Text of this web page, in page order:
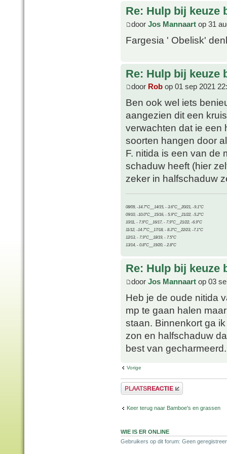
Re: Hulp bij keuze
door Jos Mannaart op 31
Fargesia ' Obelisk'
Re: Hulp bij keuze
door Rob op 01 sep 2021
Ben ook wel iets
aangezien dit een
verwachten dat ie een
soorten hangen door
F. nitida is een van de
schaduw heeft (hier
zeker in halfschaduw
08/09, -14.7°C__14/15, - 3.6°C__20/21, -9.1°C
09/10, -10.0°C__15/16, - 5.9°C__21/22, -5.2°C
10/11, - 7.9°C__16/17, - 7.9°C__21/22, -6.9°C
11/12, -14.7°C__17/18, - 8.3°C__22/23, -7.1°C
12/13, - 7.9°C__18/19, - 7.5°C
13/14, - 0.8°C__19/20, - 2.8°C
Re: Hulp bij keuze
door Jos Mannaart op 03
Heb je de oude nitida
mp te gaan halen
staan. Binnenkort ga
zon en halfschaduw
best van gecharmeerd.
Vorige
Plaats een reactie
Keer terug naar Bamboe's en grassen
WIE IS ER ONLINE
Gebruikers op dit forum: Geen